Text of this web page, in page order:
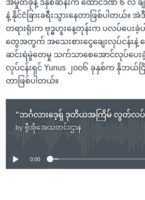
အမှုတခုနဲ့ ဒီနှစ်ဆန်းက ထောင်ဒဏ် ၆ လ ချ
နဲ့ နိုင်ငံခြားခရီးသွားနေတာဖြစ်ပါတယ်။
တရားရုံးက ဗုဒ္ဓဟူးနေ့တုန်းက ပလပ်ပေးခဲ့
တွေအတွက် အသေးစားငွေချေးလုပ်ငန်းနဲ့ ငွေ
ဆင်းရဲမွဲတေမှု သက်သာစေအောင်လုပ်ပ
လုပ်ငန်းရှင် Yunus ၂၀၀၆ ခုနှစ်က နိုဘယ်ငြိ
တာဖြစ်ပါတယ်။
by ဗွီအိုအေသတင်းဌာန
No media source currently
0:00